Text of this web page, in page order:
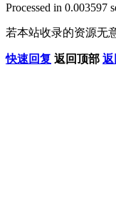
Processed in 0.003597
若本站收录的资源无
快速回复 返回顶部 返